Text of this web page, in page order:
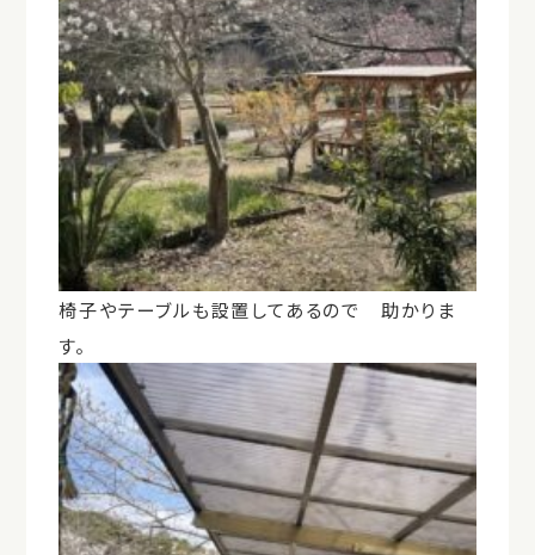
椅子やテーブルも設置してあるので 助かりま
す。